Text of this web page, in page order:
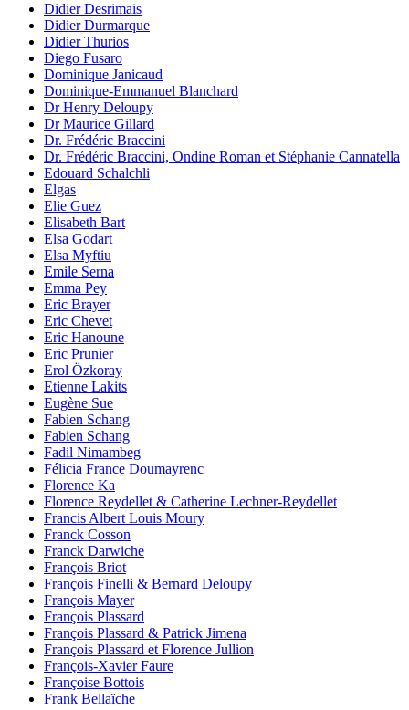
Didier Desrimais
Didier Durmarque
Didier Thurios
Diego Fusaro
Dominique Janicaud
Dominique-Emmanuel Blanchard
Dr Henry Deloupy
Dr Maurice Gillard
Dr. Frédéric Braccini
Dr. Frédéric Braccini, Ondine Roman et Stéphanie Cannatella
Edouard Schalchli
Elgas
Elie Guez
Elisabeth Bart
Elsa Godart
Elsa Myftiu
Emile Serna
Emma Pey
Eric Brayer
Eric Chevet
Eric Hanoune
Eric Prunier
Erol Özkoray
Etienne Lakits
Eugène Sue
Fabien Schang
Fabien Schang
Fadil Nimambeg
Félicia France Doumayrenc
Florence Ka
Florence Reydellet & Catherine Lechner-Reydellet
Francis Albert Louis Moury
Franck Cosson
Franck Darwiche
François Briot
François Finelli & Bernard Deloupy
François Mayer
François Plassard
François Plassard & Patrick Jimena
François Plassard et Florence Jullion
François-Xavier Faure
Françoise Bottois
Frank Bellaïche